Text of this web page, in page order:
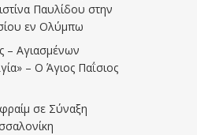
Παυλίδου στην
εν Ολύμπω
– Αγιασμένων
– Ο Άγιος Παΐσιος
σε Σύναξη